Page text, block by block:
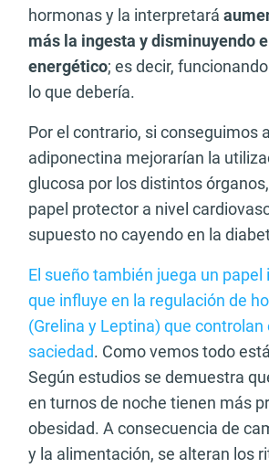
hormonas y la interpretará
más la ingesta y disminuyendo
energético; es decir,
lo que debería.
Por el contrario, si conseguimos
adiponectina mejorarían la
glucosa por los distintos
papel protector a nivel
supuesto no cayendo en la
El sueño también juega un
que influye en la regulación de
(Grelina y Leptina) que controlan
saciedad. Como vemos todo
Según estudios se demuestra
en turnos de noche tienen más
obesidad. A consecuencia de
y la alimentación, se alteran los